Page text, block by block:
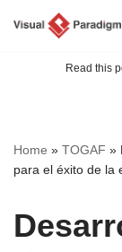
Read this
Home » TOGAF »
para el éxito de la